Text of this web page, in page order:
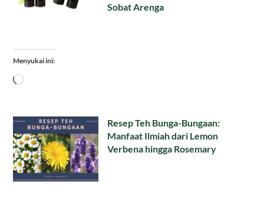
Sobat Arenga
Menyukai ini:
Memuat...
Resep Teh Bunga-Bungaan:
Manfaat Ilmiah dari Lemon
Verbena hingga Rosemary